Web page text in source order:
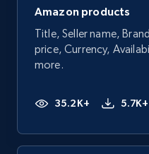
Amazon products
Title, Seller name,
price, Currency,
more.
35.2K+ 5.7K+